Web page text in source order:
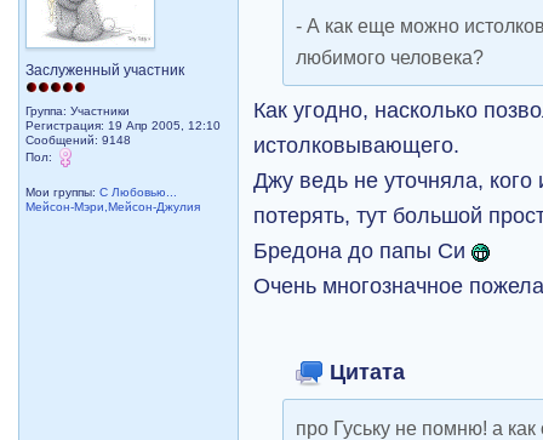
Заслуженный участник
Группа: Участники
Регистрация: 19 Апр 2005, 12:10
Сообщений: 9148
Пол:
Мои группы:С Любовью...
Мейсон-Мэри,Мейсон-Джулия
- А как еще можно
любимого человека?
Как угодно, насколько
истолковывающего.
Джу ведь не уточняла,
потерять, тут большой
Бредона до папы Си
Очень многозначное
Цитата
про Гуську не помню! а